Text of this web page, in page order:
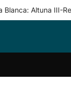
Blanca: Altuna III-
Equipos